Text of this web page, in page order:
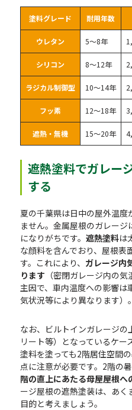
塗料グレード 耐用年数
ウレタン 5〜8年
シリコン 8〜12年
ラジカル制御型 10〜14年
フッ素 12〜18年
遮熱・無機 15〜20年
遮熱塗料でガレー
する
夏の千葉県は日中の屋外温度
ません。金属屋根のガレー
になりがちです。 遮熱塗料は
な顔料を含んでおり、屋根表
す。これにより、 ガレージ内
ります （密閉ガレージ内の
主因で、車内温度への影響
気状況等により異なります）。
なお、ビルトインガレージ
リート等）となっているケ
塗料を塗っても2階居住空間
点に注意が必要です。2階の
階の直上にあたる母屋屋根へ
ージ屋根の遮熱塗装は、あ
目的と考えましょう。